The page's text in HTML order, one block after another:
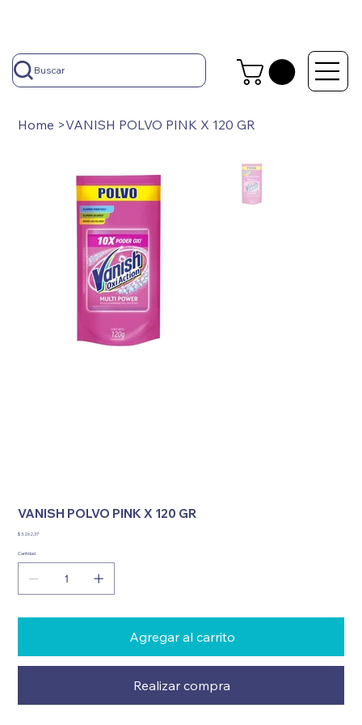
Buscar
Home >VANISH POLVO PINK X 120 GR
VANISH POLVO PINK X 120 GR
Precio
$ 3.262,37
Cantidad
Agregar al carrito
Realizar compra